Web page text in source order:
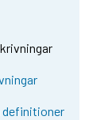
definitioner